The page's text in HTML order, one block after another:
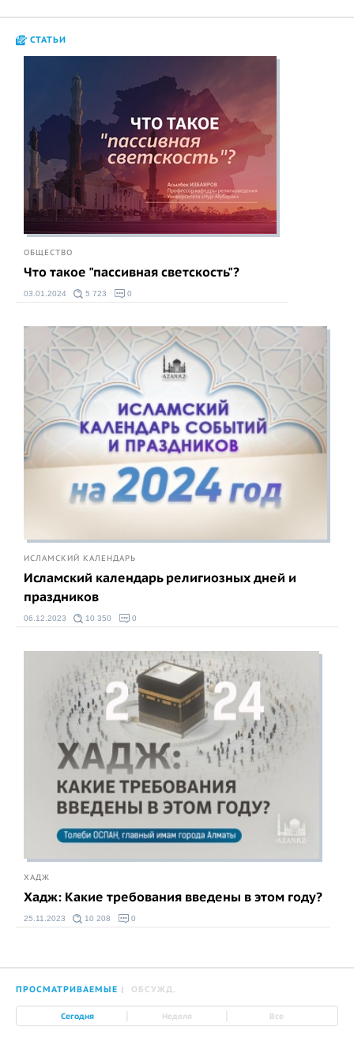
СТАТЬИ
ОБЩЕСТВО
Что такое "пассивная светскость"?
03.01.2024 5 723 0
ИСЛАМСКИЙ КАЛЕНДАРЬ
Исламский календарь религиозных дней и
праздников
06.12.2023 10 350 0
ХАДЖ
Хадж: Какие требования введены в этом году?
25.11.2023 10 208 0
ПРОСМАТРИВАЕМЫЕ ОБСУЖД.
Сегодня Неделя Все